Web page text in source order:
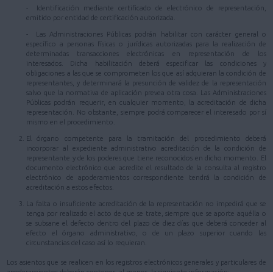
- Identificación mediante certificado de electrónico de representación,
emitido por entidad de certificación autorizada.
- Las Administraciones Públicas podrán habilitar con carácter general o
específico a personas físicas o jurídicas autorizadas para la realización de
determinadas transacciones electrónicas en representación de los
interesados. Dicha habilitación deberá especificar las condiciones y
obligaciones a las que se comprometen los que así adquieran la condición de
representantes, y determinará la presunción de validez de la representación
salvo que la normativa de aplicación prevea otra cosa. Las Administraciones
Públicas podrán requerir, en cualquier momento, la acreditación de dicha
representación. No obstante, siempre podrá comparecer el interesado por sí
mismo en el procedimiento.
El órgano competente para la tramitación del procedimiento deberá
incorporar al expediente administrativo acreditación de la condición de
representante y de los poderes que tiene reconocidos en dicho momento. El
documento electrónico que acredite el resultado de la consulta al registro
electrónico de apoderamientos correspondiente tendrá la condición de
acreditación a estos efectos.
La falta o insuficiente acreditación de la representación no impedirá que se
tenga por realizado el acto de que se trate, siempre que se aporte aquélla o
se subsane el defecto dentro del plazo de diez días que deberá conceder al
efecto el órgano administrativo, o de un plazo superior cuando las
circunstancias del caso así lo requieran.
Los asientos que se realicen en los registros electrónicos generales y particulares de